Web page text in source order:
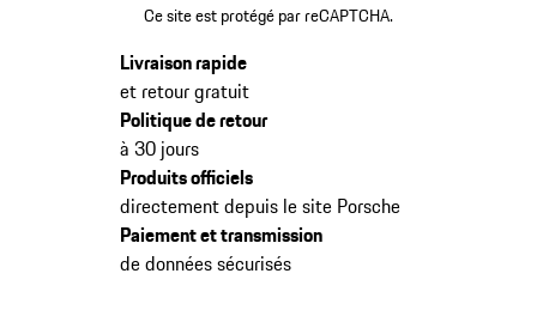
Ce site est protégé par reCAPTCHA.
Livraison rapide
et retour gratuit
Politique de retour
à 30 jours
Produits officiels
directement depuis le site Porsche
Paiement et transmission
de données sécurisés